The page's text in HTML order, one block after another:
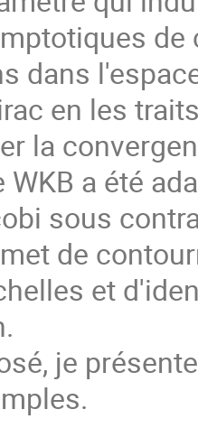
dans
en les
la
WKB a été
sous
de
et
je